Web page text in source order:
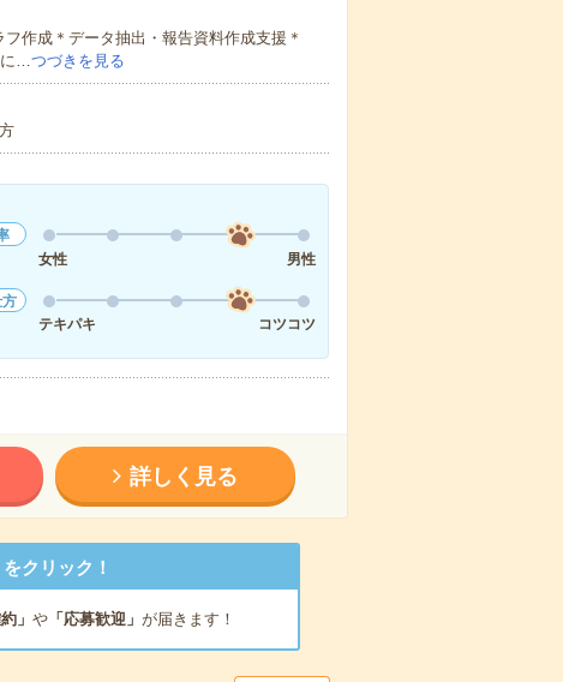
作成＊データ抽出・報告資料作成支援＊
に…つづきを見る
女性
男性
テキパキ
コツコツ
詳しく見る
クリック！
」 や「応募歓迎」 が届きます！